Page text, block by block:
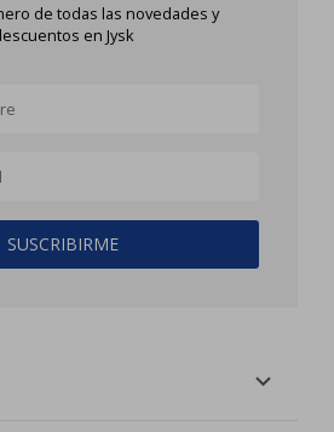
de todas las novedades y
en Jysk
SUSCRIBIRME